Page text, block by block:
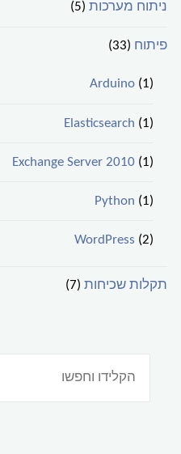
ניתוח מערכות (5)
פיתוח (33)
Arduino(1)
Elasticsearch (1)
Exchange Server 2010(1)
Python (1)
WordPress (2)
תקלות שכיחות (7)